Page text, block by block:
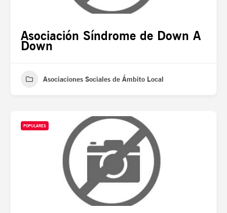
Asociación Síndrome de Down A
Down
Asociaciones Sociales de Ámbito Local
POPULARES